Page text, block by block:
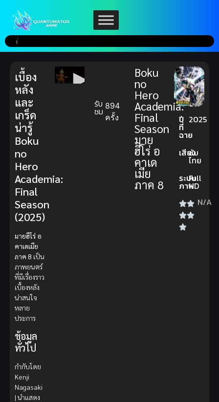
รับ
ชม 894
ครั้ง
Boku
no
Hero
Academia:
Final
Season
มาย
ฮีโร่ อ
คาเด
เมีย
ภาค 8
ปี
ที่
ฉาย
2025
เสียง
ซับ
ไทย
ระบบ
ภาพ
Full
HD
N/A
เบื้อง
หลัง
และ
เกร็ด
น่ารู้
Boku
no
Hero
Academia:
Final
Season
(2025)
มายฮีโร่ อ
คาเดเมีย
ภาค 8 เป็น
ภาพยนตร์
ที่มีเรื่องราว
เบื้องหลัง
น่าสนใจ
หลาย
ประการ
ข้อมูล
ทั่วไป
กำกับโดย
Kenji
Nagasaki
| นำแสดง